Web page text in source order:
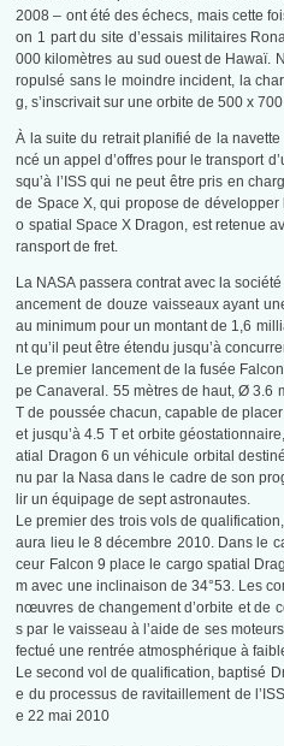
2008 – ont été des échecs, mais cette
on 1 part du site d’essais militaires
000 kilomètres au sud ouest de Hawaï.
ropulsé sans le moindre incident, la
g, s’inscrivait sur une orbite de 500 x
À la suite du retrait planifié de la
ncé un appel d’offres pour le transport
squ’à l’ISS qui ne peut être pris en
de Space X, qui propose de
o spatial Space X Dragon, est retenue
ransport de fret.
La NASA passera contrat avec la
ancement de douze vaisseaux ayant
au minimum pour un montant de 1,6
nt qu’il peut être étendu jusqu’à
Le premier lancement de la fusée
pe Canaveral. 55 mètres de haut, Ø 3.6
T de poussée chacun, capable de
et jusqu’à 4.5 T et orbite
atial Dragon 6 un véhicule orbital
nu par la Nasa dans le cadre de son
lir un équipage de sept astronautes.
Le premier des trois vols de
aura lieu le 8 décembre 2010. Dans le
ceur Falcon 9 place le cargo spatial
m avec une inclinaison de 34°53. Les
nœuvres de changement d’orbite et de
s par le vaisseau à l’aide de ses
fectué une rentrée atmosphérique à
Le second vol de qualification, baptisé
e du processus de ravitaillement de
e 22 mai 2010